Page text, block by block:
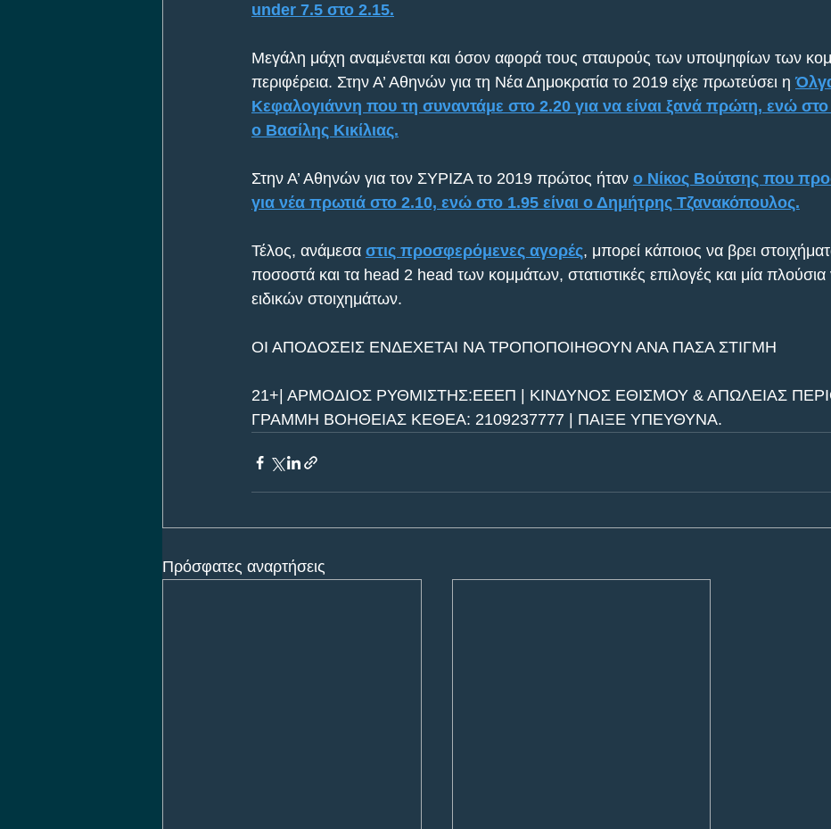
under 7.5 στο 2.15.
Μεγάλη μάχη αναμένεται και όσον αφορά τους σταυρούς των υποψηφίων των
περιφέρεια. Στην Α’ Αθηνών για τη Νέα Δημοκρατία το 2019 είχε πρωτεύσει η
Κεφαλογιάννη που τη συναντάμε στο 2.20 για να είναι ξανά πρώτη, ενώ στο
ο Βασίλης Κικίλιας.
Στην Α’ Αθηνών για τον ΣΥΡΙΖΑ το 2019 πρώτος ήταν ο Νίκος Βούτσης που
για νέα πρωτιά στο 2.10, ενώ στο 1.95 είναι ο Δημήτρης Τζανακόπουλος.
Τέλος, ανάμεσα στις προσφερόμενες αγορές, μπορεί κάποιος να βρει
ποσοστά και τα head 2 head των κομμάτων, στατιστικές επιλογές και μία
ειδικών στοιχημάτων.
ΟΙ ΑΠΟΔΟΣΕΙΣ ΕΝΔΕΧΕΤΑΙ ΝΑ ΤΡΟΠΟΠΟΙΗΘΟΥΝ ΑΝΑ ΠΑΣΑ ΣΤΙΓΜΗ
21+| ΑΡΜΟΔΙΟΣ ΡΥΘΜΙΣΤΗΣ:ΕΕΕΠ | ΚΙΝΔΥΝΟΣ ΕΘΙΣΜΟΥ & ΑΠΩΛΕΙΑΣ
ΓΡΑΜΜΗ ΒΟΗΘΕΙΑΣ ΚΕΘΕΑ: 2109237777 | ΠΑΙΞΕ ΥΠΕΥΘΥΝΑ.
Πρόσφατες αναρτήσεις